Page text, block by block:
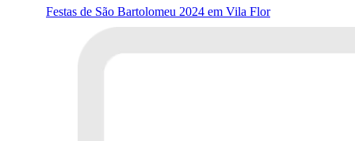
Festas de São Bartolomeu 2024 em Vila Flor